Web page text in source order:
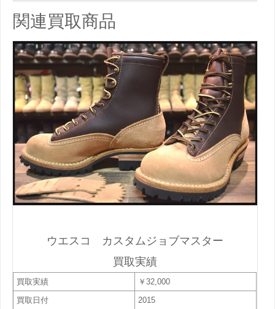
関連買取商品
ウエスコ カスタムジョブマスター
買取実績
買取実績
￥32,000
買取日付
2015